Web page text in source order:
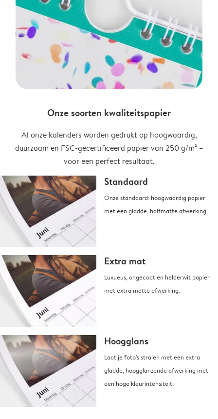
Onze soorten kwaliteitspapier
Al onze kalenders worden gedrukt op hoogwaardig,
duurzaam en FSC-gecertificeerd papier van 250 g/m² –
voor een perfect resultaat.
Standaard
Onze standaard: hoogwaardig papier
met een gladde, halfmatte afwerking.
Extra mat
Luxueus, ongecoat en helderwit papier
met extra matte afwerking.
Hoogglans
Laat je foto's stralen met een extra
gladde, hoogglanzende afwerking met
een hoge kleurintensiteit.